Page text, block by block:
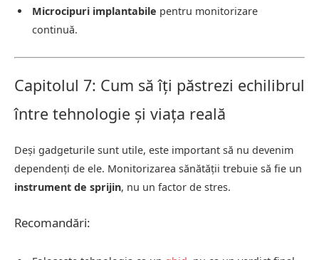
Microcipuri implantabile pentru monitorizare
continuă.
Capitolul 7: Cum să îți păstrezi echilibrul
între tehnologie și viața reală
Deși gadgeturile sunt utile, este important să nu devenim
dependenți de ele. Monitorizarea sănătății trebuie să fie un
instrument de sprijin, nu un factor de stres.
Recomandări: